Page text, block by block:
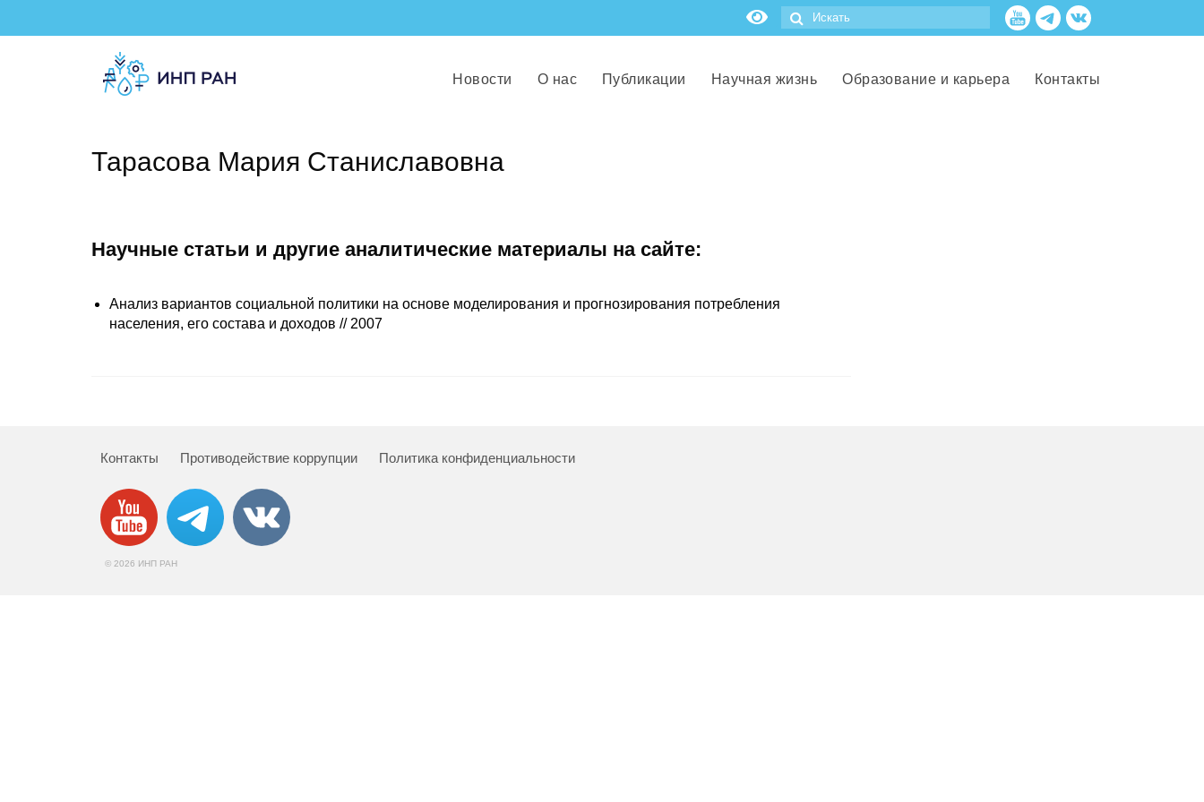
Новости О нас Публикации Научная жизнь Образование и карьера Контакты
Тарасова Мария Станиславовна
Научные статьи и другие аналитические материалы на сайте:
Анализ вариантов социальной политики на основе моделирования и прогнозирования потребления
населения, его состава и доходов // 2007
Контакты Противодействие коррупции Политика конфиденциальности
© 2026 ИНП РАН